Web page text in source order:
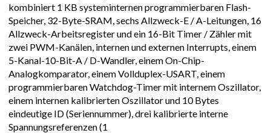
kombiniert 1 KB systeminternen programmierbaren Flash-
Speicher, 32-Byte-SRAM, sechs Allzweck-E / A-Leitungen, 16
Allzweck-Arbeitsregister und ein 16-Bit Timer / Zähler mit
zwei PWM-Kanälen, internen und externen Interrupts, einem
5-Kanal-10-Bit-A / D-Wandler, einem On-Chip-
Analogkomparator, einem Vollduplex-USART, einem
programmierbaren Watchdog-Timer mit internem Oszillator,
einem internen kalibrierten Oszillator und 10 Bytes
eindeutige ID (Seriennummer), drei kalibrierte interne
Spannungsreferenzen (1